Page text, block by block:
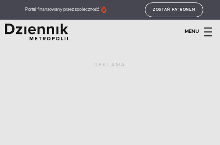
Portal finansowany przez społeczność ZOSTAŃ PATRONEM
MENU
REKLAMA